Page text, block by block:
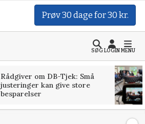
Prøv 30 dage for 30 kr.
SØGLOGINMENU
Rådgiver om DB-Tjek: Små
justeringer kan give store
besparelser